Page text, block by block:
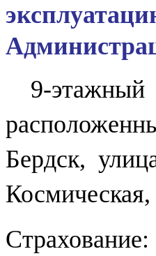
9-
Бердск,
Страхование: